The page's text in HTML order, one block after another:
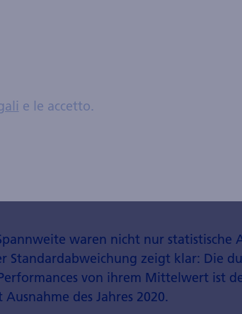
waren nicht nur statistische
Standardabweichung zeigt klar: Die
von ihrem Mittelwert ist
des Jahres 2020.
e le accetto.